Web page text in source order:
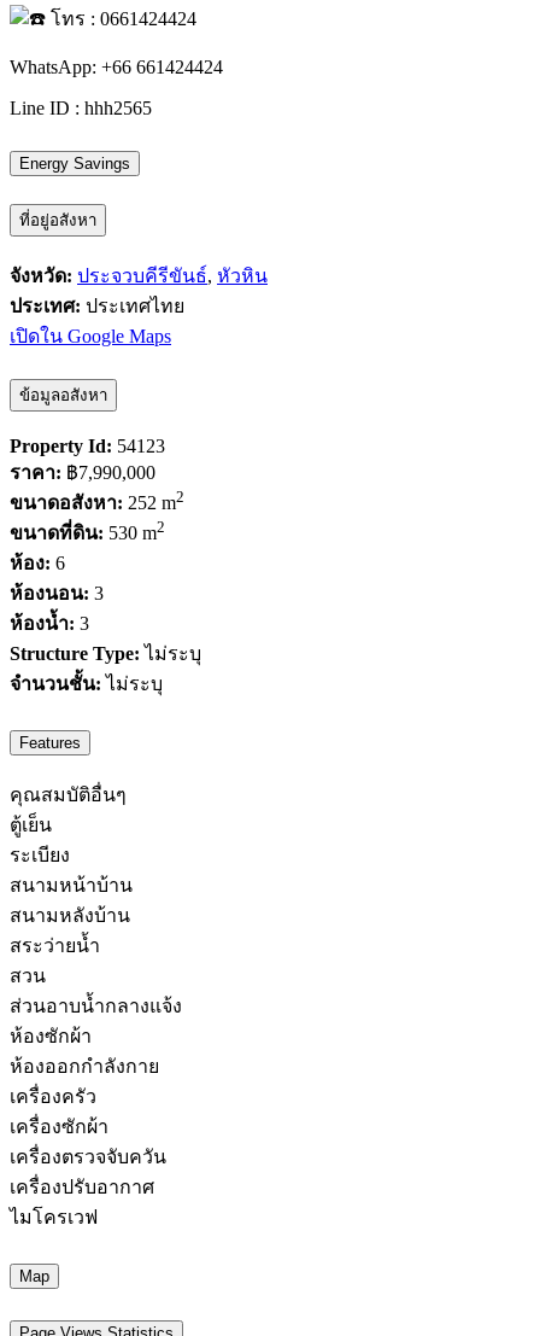
โทร : 0661424424
WhatsApp: +66 661424424
Line ID : hhh2565
Energy Savings
ที่อยู่อสังหา
จังหวัด: ประจวบคีรีขันธ์, หัวหิน
ประเทศ: ประเทศไทย
เปิดใน Google Maps
ข้อมูลอสังหา
Property Id: 54123
ราคา: ฿7,990,000
ขนาดอสังหา: 252 m2
ขนาดที่ดิน: 530 m2
ห้อง: 6
ห้องนอน: 3
ห้องน้ำ: 3
Structure Type: ไม่ระบุ
จำนวนชั้น: ไม่ระบุ
Features
คุณสมบัติอื่นๆ
ตู้เย็น
ระเบียง
สนามหน้าบ้าน
สนามหลังบ้าน
สระว่ายน้ำ
สวน
ส่วนอาบน้ำกลางแจ้ง
ห้องซักผ้า
ห้องออกกำลังกาย
เครื่องครัว
เครื่องซักผ้า
เครื่องตรวจจับควัน
เครื่องปรับอากาศ
ไมโครเวฟ
Map